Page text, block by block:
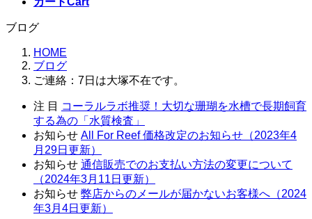
ブログ
HOME
ブログ
ご連絡：7日は大塚不在です。
注 目 コーラルラボ推奨！大切な珊瑚を水槽で長期飼育
する為の「水質検査」
お知らせ All For Reef 価格改定のお知らせ（2023年4
月29日更新）
お知らせ 通信販売でのお支払い方法の変更について
（2024年3月11日更新）
お知らせ 弊店からのメールが届かないお客様へ（2024
年3月4日更新）